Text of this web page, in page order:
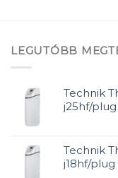
LEGUTÓBB
Technik
j25hf/plug
Technik
j18hf/plug